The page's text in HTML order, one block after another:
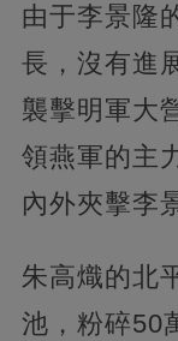
由于李景隆
長，沒有進
襲擊明軍大
領燕軍的主
內外夾擊李
朱高熾的北
池，粉碎50